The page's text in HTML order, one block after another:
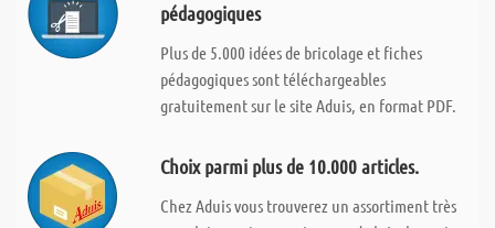
pédagogiques
Plus de 5.000 idées de bricolage et fiches
pédagogiques sont téléchargeables
gratuitement sur le site Aduis, en format PDF.
Choix parmi plus de 10.000 articles.
Chez Aduis vous trouverez un assortiment très